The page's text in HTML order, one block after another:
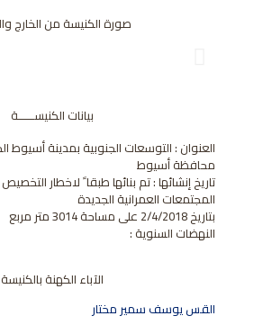
صورة الكنيسة من الخارج
بيانات الكنيســــــة
العنوان : التوسعات الجنوبية بمدينة أسيوط
محافظة أسيوط
تاريخ إنشائها : تم بنائها طبقا ً لاخطار
المجتمعات العمرانية الجديدة
بتاريخ 2/4/2018 على مساحة 3014 متر مربع
النهضات السنوية :
الآباء الكهنة بالكنيسة
القس يوسف سمير مختار